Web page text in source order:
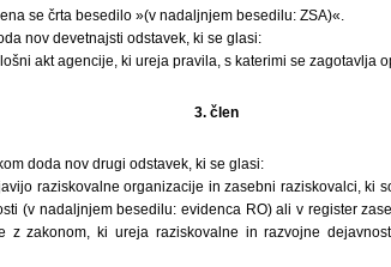
se črta besedilo »(v nadaljnjem besedilu: ZSA)«.
nov devetnajsti odstavek, ki se glasi:
akt agencije, ki ureja pravila, s katerimi se zagotavlja
3. člen
doda nov drugi odstavek, ki se glasi:
raziskovalne organizacije in zasebni raziskovalci, ki
(v nadaljnjem besedilu: evidenca RO) ali v register
z zakonom, ki ureja raziskovalne in razvojne